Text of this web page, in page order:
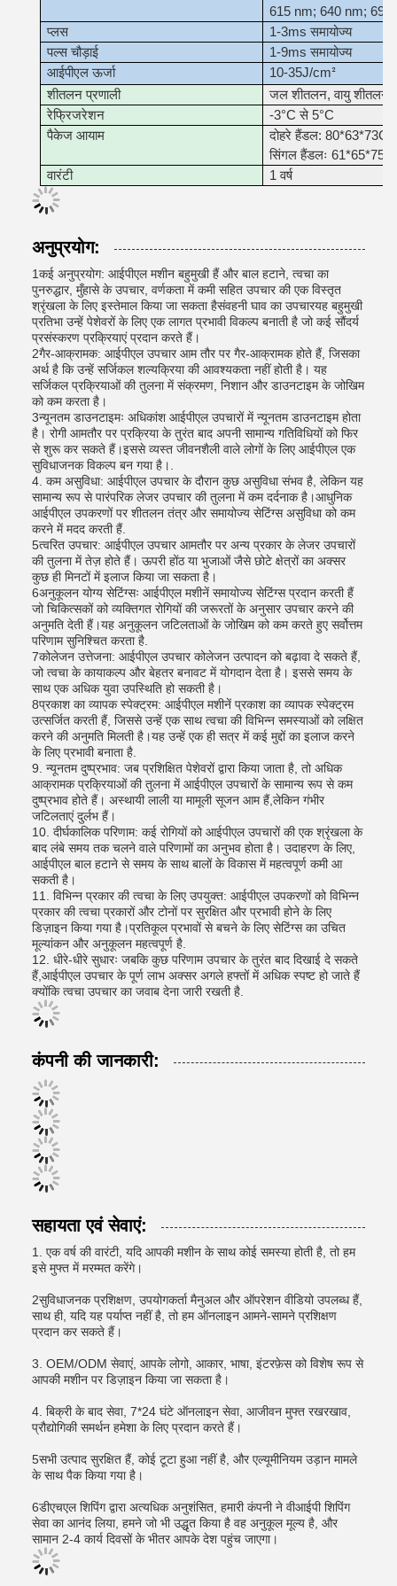
615 nm; 640 nm; 695
प्लस
1-3ms समायोज्य
पल्स चौड़ाई
1-9ms समायोज्य
आईपीएल ऊर्जा
10-35J/cm²
शीतलन प्रणाली
जल शीतलन, वायु शीतलन,
रेफ्रिजरेशन
-3°C से 5°C
पैकेज आयाम
दोहरे हैंडल:
सिंगल हैंडलः 61*65*75
वारंटी
1 वर्ष
अनुप्रयोग:
1कई अनुप्रयोग: आईपीएल मशीन बहुमुखी हैं और बाल हटाने, त्वचा का
पुनरुद्धार, मुँहासे के उपचार, वर्णकता में कमी सहित उपचार की एक विस्तृत
श्रृंखला के लिए इस्तेमाल किया जा सकता हैसंवहनी घाव का उपचारयह बहुमुखी
प्रतिभा उन्हें पेशेवरों के लिए एक लागत प्रभावी विकल्प बनाती है जो कई सौंदर्य
प्रसंस्करण प्रक्रियाएं प्रदान करते हैं।
2गैर-आक्रामक: आईपीएल उपचार आम तौर पर गैर-आक्रामक होते हैं, जिसका
अर्थ है कि उन्हें सर्जिकल शल्यक्रिया की आवश्यकता नहीं होती है। यह
सर्जिकल प्रक्रियाओं की तुलना में संक्रमण, निशान और डाउनटाइम के जोखिम
को कम करता है।
3न्यूनतम डाउनटाइमः अधिकांश आईपीएल उपचारों में न्यूनतम डाउनटाइम होता
है। रोगी आमतौर पर प्रक्रिया के तुरंत बाद अपनी सामान्य गतिविधियों को फिर
से शुरू कर सकते हैं।इससे व्यस्त जीवनशैली वाले लोगों के लिए आईपीएल एक
सुविधाजनक विकल्प बन गया है।.
4. कम असुविधा: आईपीएल उपचार के दौरान कुछ असुविधा संभव है, लेकिन यह
सामान्य रूप से पारंपरिक लेजर उपचार की तुलना में कम दर्दनाक है।आधुनिक
आईपीएल उपकरणों पर शीतलन तंत्र और समायोज्य सेटिंग्स असुविधा को कम
करने में मदद करती हैं.
5त्वरित उपचार: आईपीएल उपचार आमतौर पर अन्य प्रकार के लेजर उपचारों
की तुलना में तेज़ होते हैं। ऊपरी होंठ या भुजाओं जैसे छोटे क्षेत्रों का अक्सर
कुछ ही मिनटों में इलाज किया जा सकता है।
6अनुकूलन योग्य सेटिंग्सः आईपीएल मशीनें समायोज्य सेटिंग्स प्रदान करती हैं
जो चिकित्सकों को व्यक्तिगत रोगियों की जरूरतों के अनुसार उपचार करने की
अनुमति देती हैं।यह अनुकूलन जटिलताओं के जोखिम को कम करते हुए सर्वोत्तम
परिणाम सुनिश्चित करता है.
7कोलेजन उत्तेजना: आईपीएल उपचार कोलेजन उत्पादन को बढ़ावा दे सकते हैं,
जो त्वचा के कायाकल्प और बेहतर बनावट में योगदान देता है। इससे समय के
साथ एक अधिक युवा उपस्थिति हो सकती है।
8प्रकाश का व्यापक स्पेक्ट्रम: आईपीएल मशीनें प्रकाश का व्यापक स्पेक्ट्रम
उत्सर्जित करती हैं, जिससे उन्हें एक साथ त्वचा की विभिन्न समस्याओं को लक्षित
करने की अनुमति मिलती है।यह उन्हें एक ही सत्र में कई मुद्दों का इलाज करने
के लिए प्रभावी बनाता है.
9. न्यूनतम दुष्प्रभाव: जब प्रशिक्षित पेशेवरों द्वारा किया जाता है, तो अधिक
आक्रामक प्रक्रियाओं की तुलना में आईपीएल उपचारों के सामान्य रूप से कम
दुष्प्रभाव होते हैं। अस्थायी लाली या मामूली सूजन आम हैं,लेकिन गंभीर
जटिलताएं दुर्लभ हैं।
10. दीर्घकालिक परिणाम: कई रोगियों को आईपीएल उपचारों की एक श्रृंखला के
बाद लंबे समय तक चलने वाले परिणामों का अनुभव होता है। उदाहरण के लिए,
आईपीएल बाल हटाने से समय के साथ बालों के विकास में महत्वपूर्ण कमी आ
सकती है।
11. विभिन्न प्रकार की त्वचा के लिए उपयुक्त: आईपीएल उपकरणों को विभिन्न
प्रकार की त्वचा प्रकारों और टोनों पर सुरक्षित और प्रभावी होने के लिए
डिज़ाइन किया गया है।प्रतिकूल प्रभावों से बचने के लिए सेटिंग्स का उचित
मूल्यांकन और अनुकूलन महत्वपूर्ण है.
12. धीरे-धीरे सुधारः जबकि कुछ परिणाम उपचार के तुरंत बाद दिखाई दे सकते
हैं,आईपीएल उपचार के पूर्ण लाभ अक्सर अगले हफ्तों में अधिक स्पष्ट हो जाते हैं
क्योंकि त्वचा उपचार का जवाब देना जारी रखती है.
कंपनी की जानकारी:
सहायता एवं सेवाएं:
1. एक वर्ष की वारंटी, यदि आपकी मशीन के साथ कोई समस्या होती है, तो हम
इसे मुफ्त में मरम्मत करेंगे।
2सुविधाजनक प्रशिक्षण, उपयोगकर्ता मैनुअल और ऑपरेशन वीडियो उपलब्ध हैं,
साथ ही, यदि यह पर्याप्त नहीं है, तो हम ऑनलाइन आमने-सामने प्रशिक्षण
प्रदान कर सकते हैं।
3. OEM/ODM सेवाएं, आपके लोगो, आकार, भाषा, इंटरफ़ेस को विशेष रूप से
आपकी मशीन पर डिज़ाइन किया जा सकता है।
4. बिक्री के बाद सेवा, 7*24 घंटे ऑनलाइन सेवा, आजीवन मुफ्त रखरखाव,
प्रौद्योगिकी समर्थन हमेशा के लिए प्रदान करते हैं।
5सभी उत्पाद सुरक्षित हैं, कोई टूटा हुआ नहीं है, और एल्यूमीनियम उड़ान मामले
के साथ पैक किया गया है।
6डीएचएल शिपिंग द्वारा अत्यधिक अनुशंसित, हमारी कंपनी ने वीआईपी शिपिंग
सेवा का आनंद लिया, हमने जो भी उद्धृत किया है वह अनुकूल मूल्य है, और
सामान 2-4 कार्य दिवसों के भीतर आपके देश पहुंच जाएगा।